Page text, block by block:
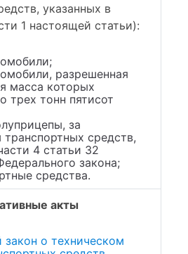
указанных в
1 настоящей статьи):
разрешенная
масса которых
трех тонн пятисот
за
средств,
4 статьи 32
закона;
средства.
акты
о техническом